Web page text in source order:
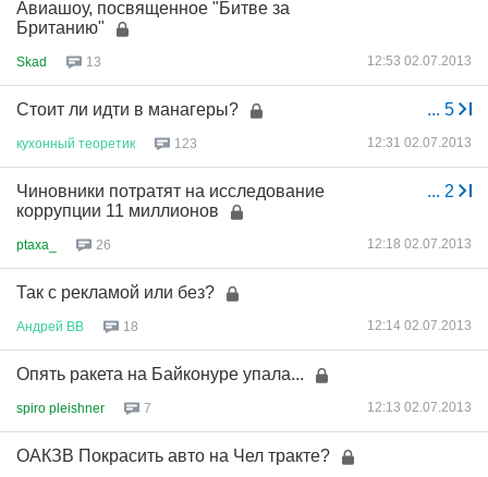
Авиашоу, посвященное "Битве за
Британию"
Skad 13 12:53 02.07.2013
... 5
Стоит ли идти в манагеры?
кухонный теоретик 123 12:31 02.07.2013
... 2
Чиновники потратят на исследование
коррупции 11 миллионов
ptaxa_ 26 12:18 02.07.2013
Так с рекламой или без?
Андрей ВВ 18 12:14 02.07.2013
Опять ракета на Байконуре упала...
spiro pleishner 7 12:13 02.07.2013
ОАКЗВ Покрасить авто на Чел тракте?